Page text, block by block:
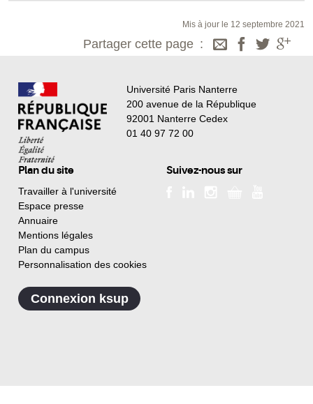
Mis à jour le 12 septembre 2021
Partager cette page
Université Paris Nanterre
200 avenue de la République
92001 Nanterre Cedex
01 40 97 72 00
Plan du site
Travailler à l'université
Espace presse
Annuaire
Mentions légales
Plan du campus
Personnalisation des cookies
Suivez-nous sur
Connexion ksup